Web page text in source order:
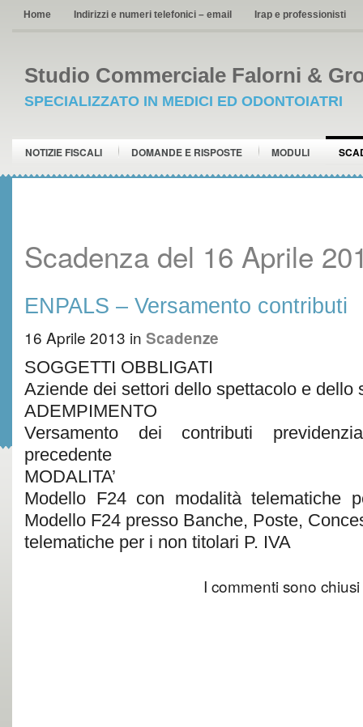
Home Indirizzi e numeri telefonici – email Irap e professionisti
Studio Commerciale Falorni &
SPECIALIZZATO IN MEDICI ED ODONTOIATRI
NOTIZIE FISCALI DOMANDE E RISPOSTE MODULI
Scadenza del 16 Aprile
ENPALS – Versamento contributi
16 Aprile 2013 in Scadenze
SOGGETTI OBBLIGATI
Aziende dei settori dello spettacolo e dello
ADEMPIMENTO
Versamento dei contributi
precedente
MODALITA’
Modello F24 con modalità telematiche
Modello F24 presso Banche, Poste,
telematiche per i non titolari P. IVA
I commenti sono chiusi